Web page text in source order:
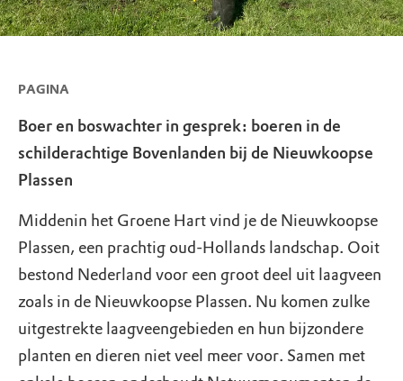
PAGINA
Boer en boswachter in gesprek: boeren in de
schilderachtige Bovenlanden bij de Nieuwkoopse
Plassen
Middenin het Groene Hart vind je de Nieuwkoopse
Plassen, een prachtig oud-Hollands landschap. Ooit
bestond Nederland voor een groot deel uit laagveen
zoals in de Nieuwkoopse Plassen. Nu komen zulke
uitgestrekte laagveengebieden en hun bijzondere
planten en dieren niet veel meer voor. Samen met